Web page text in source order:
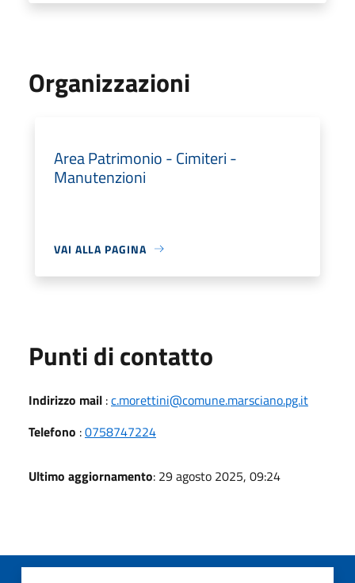
Organizzazioni
Area Patrimonio - Cimiteri -
Manutenzioni
VAI ALLA PAGINA
Punti di contatto
Indirizzo mail :c.morettini@comune.marsciano.pg.it
Telefono :0758747224
Ultimo aggiornamento: 29 agosto 2025, 09:24